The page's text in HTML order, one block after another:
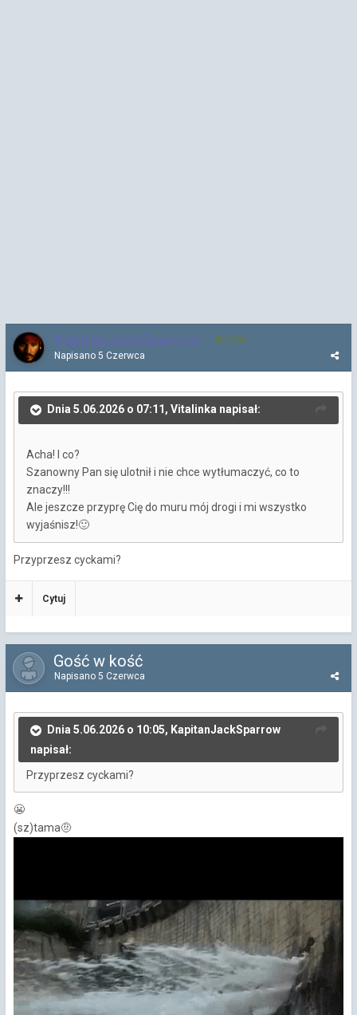
KapitanJackSparrow 3 790
Napisano 5 Czerwca
Dnia 5.06.2026 o 07:11, Vitalinka napisał:
Acha! I co?
Szanowny Pan się ulotnił i nie chce wytłumaczyć, co to
znaczy!!!
Ale jeszcze przyprę Cię do muru mój drogi i mi wszystko
wyjaśnisz!🙂
Przyprzesz cyckami?
Cytuj
Gość w kość
Napisano 5 Czerwca
Dnia 5.06.2026 o 10:05, KapitanJackSparrow
napisał:
Przyprzesz cyckami?
😬
(sz)tama🤨